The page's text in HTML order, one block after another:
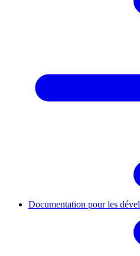
Documentation pour les